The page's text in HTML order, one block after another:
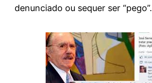
denunciado ou sequer ser “pego”.